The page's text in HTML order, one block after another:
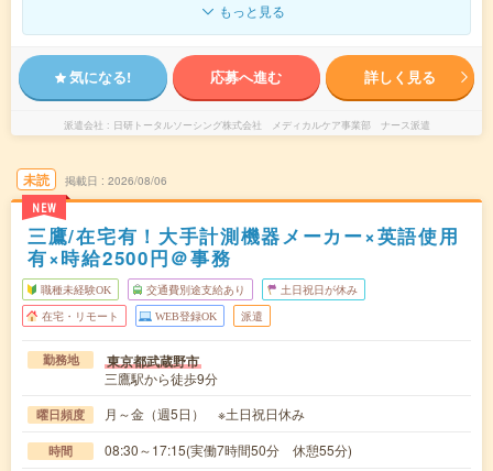
もっと見る
気になる! 応募へ進む 詳しく見る
派遣会社 日研トータルソーシング株式会社 メディカルケア事業部 ナース派遣
未読
NEW
掲載日 2026/08/06
三鷹/在宅有！大手計測機器メーカー×英語使用
有×時給2500円＠事務
職種未経験OK 交通費別途支給あり 土日祝日が休み
在宅・リモート WEB登録OK 派遣
勤務地 東京都武蔵野市
三鷹駅から徒歩9分
曜日頻度 月～金（週5日） ※土日祝日休み
時間 08:30～17:15(実働7時間50分 休憩55分)